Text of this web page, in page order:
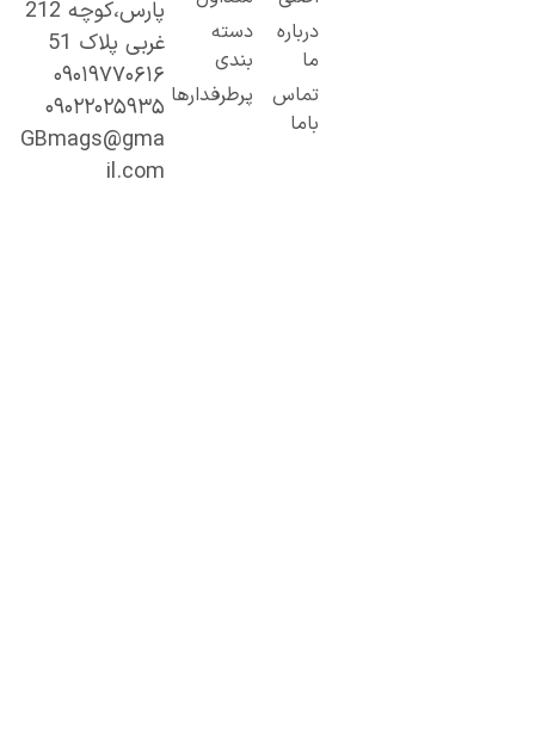
درباره
ما
تماس
باما
دسته
بندی
پرطرفدارها
پارس،کوچه 212
غربی پلاک 51
۰۹۰۱۹۷۷۰۶۱۶
۰۹۰۲۲۰۲۵۹۳۵
GBmags@gma
il.com